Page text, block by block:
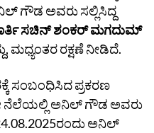
ಗೌಡ ಅವರು ಸಲ್ಲಿಸಿದ್ದ
ಸಚಿನ್‌ ಶಂಕರ್‌ ಮಗದುಮ್‌
ಮಧ್ಯಂತರ ರಕ್ಷಣೆ ನೀಡಿದೆ.
ಸಂಬಂಧಿಸಿದ ಪ್ರಕರಣ
ಈ ನೆಲೆಯಲ್ಲಿ ಅನಿಲ್‌ ಗೌಡ ಅವರು
ಅನಿಲ್‌